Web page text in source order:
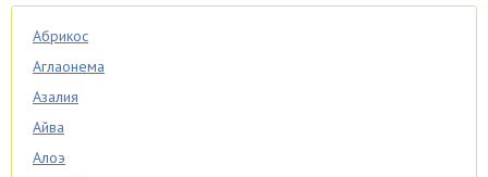
Абрикос
Аглаонема
Азалия
Айва
Алоэ